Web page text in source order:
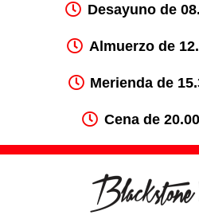
Desayuno de
Almuerzo de
Merienda de
Cena de